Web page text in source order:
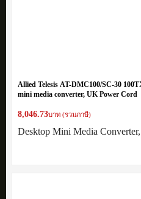
Allied Telesis AT-DMC100/SC-30
mini media converter, UK Power Cord
8,046.73บาท (รวมภาษี)
Desktop Mini Media